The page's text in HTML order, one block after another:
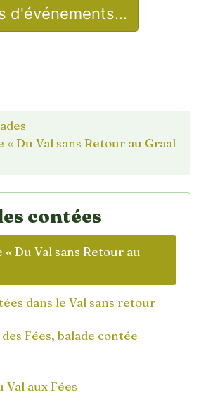
d'événements…
« Du Val sans Retour au Graal
contées
Du Val sans Retour au
dans le Val sans retour
Fées, balade contée
Val aux Fées